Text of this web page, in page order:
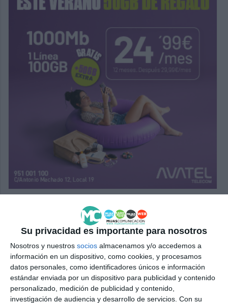
Su privacidad es importante para nosotros
Nosotros y nuestros socios almacenamos y/o accedemos a
información en un dispositivo, como cookies, y procesamos
datos personales, como identificadores únicos e información
estándar enviada por un dispositivo para publicidad y contenido
personalizado, medición de publicidad y contenido,
investigación de audiencia y desarrollo de servicios. Con su